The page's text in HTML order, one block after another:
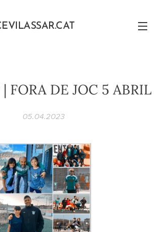
FORA DE JOC 5 ABRIL
05.04.2023